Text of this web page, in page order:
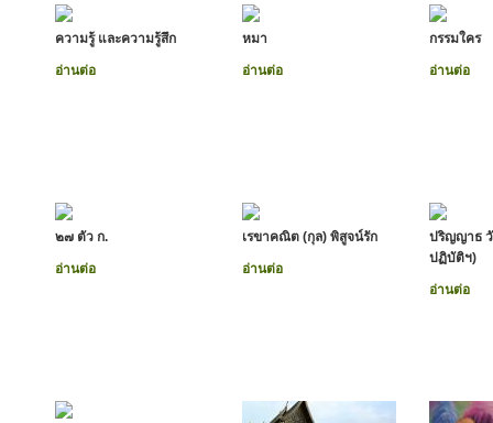
ความรู้ และความรู้สึก
อ่านต่อ
หมา
อ่านต่อ
กรรมใคร
อ่านต่อ
๒๗ ตัว ก.
อ่านต่อ
เรขาคณิต (กุล) พิสูจน์รัก
อ่านต่อ
ปริญญาธ
ปฏิบัติฯ)
อ่านต่อ